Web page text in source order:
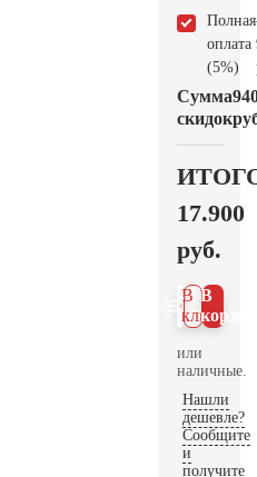
Полная
оплата
(5%)
Сумма
скидок
17.900
руб.
В
В 1
клик
или
наличные.
Нашли
дешевле?
Сообщите
и
получите